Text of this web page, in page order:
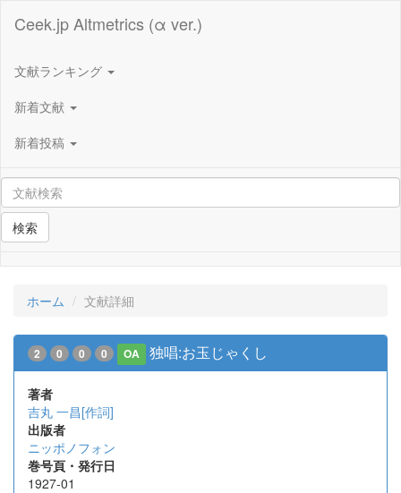
Ceek.jp Altmetrics (α ver.)
文献ランキング
新着文献
新着投稿
検索
ホーム 文献詳細
2 0 0 0 OA 独唱:お玉じゃくし
著者
吉丸 一昌[作詞]
出版者
ニッポノフォン
巻号頁・発行日
1927-01